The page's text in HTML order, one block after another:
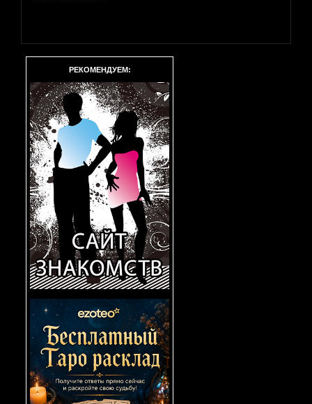
РЕКОМЕНДУЕМ: